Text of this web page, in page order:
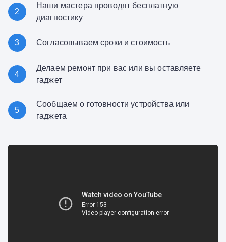
2
Наши мастера проводят бесплатную
диагностику
3 Согласовываем сроки и стоимость
4
Делаем ремонт при вас или вы оставляете
гаджет
5
Сообщаем о готовности устройства или
гаджета